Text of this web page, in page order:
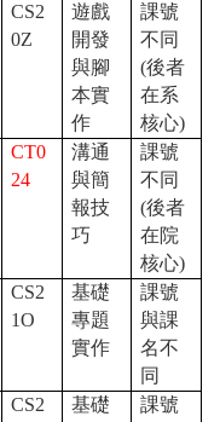
CS2
0Z
遊戲
開發
與腳
本實
作
課號
不同
(後者
在系
核心)
CT0
24
溝通
與簡
報技
巧
課號
不同
(後者
在院
核心)
CS2
1O
基礎
專題
實作
課號
與課
名不
同
CS2 基礎 課號